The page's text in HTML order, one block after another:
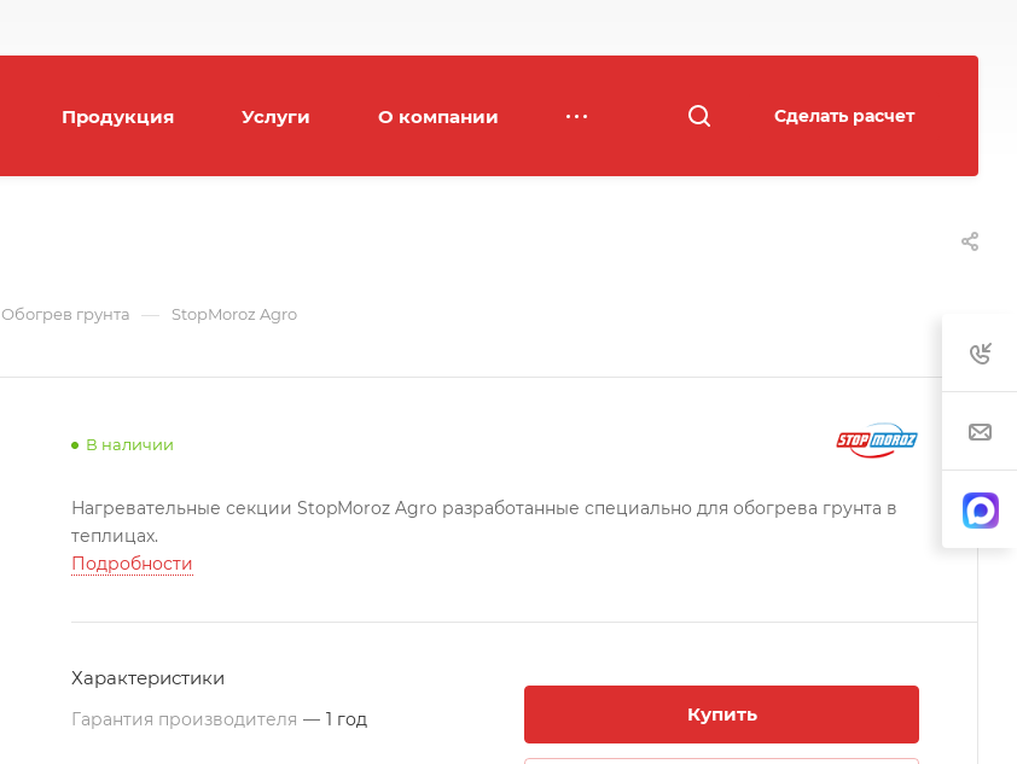
Продукция Услуги О компании Сделать расчет
Обогрев грунта — StopMoroz Agro
В наличии
Нагревательные секции StopMoroz Agro разработанные специально для обогрева грунта в
теплицах.
Подробности
Характеристики
Гарантия производителя — 1 год Купить